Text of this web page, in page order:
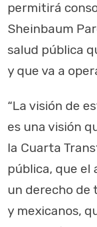
permitirá
Sheinbaum
salud pública
y que va a
“La visión de
es una visión
la Cuarta
pública, que el
un derecho de
y mexicanos,